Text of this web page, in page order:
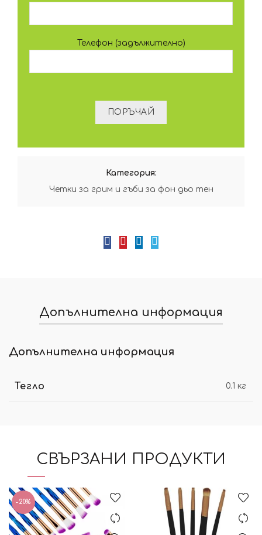
Телефон (задължително)
Категория:
Четки за грим и гъби за фон дьо тен
Допълнителна информация
Допълнителна информация
Тегло 0.1 кг
СВЪРЗАНИ ПРОДУКТИ
-20%